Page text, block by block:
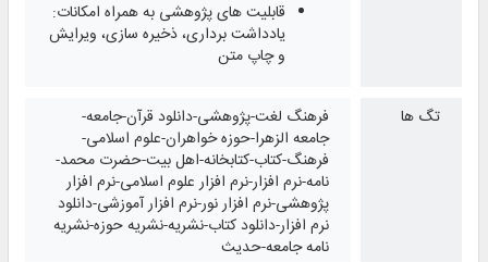
قابلیت‌ های پژوهشی به همراه امكانات:
یادداشت ‌برداری، ذخیره ‌سازی، ویرایش
و چاپ متن
تگ ها
فرهنگ لغت-پژوهشی-دانلود قرآن-جامعه-
جامعه الزهرا-حوزه خواهران-علوم اسلامی-
فرهنگ-کتاب-کتابخانه-اهل بیت-حضرت محمد-
نامه-نرم افزار-نرم افزار علوم اسلامی-نرم افزار
پژوهشی-نرم افزار نور-نرم افزار آموزشی-دانلود
نرم افزار-دانلود کتاب-نشریه-نشریه حوزه-نشریه
نامه جامعه-حدیث